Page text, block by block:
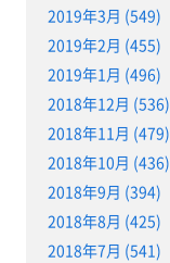
2019年3月 (549)
2019年2月 (455)
2019年1月 (496)
2018年12月 (536)
2018年11月 (479)
2018年10月 (436)
2018年9月 (394)
2018年8月 (425)
2018年7月 (541)